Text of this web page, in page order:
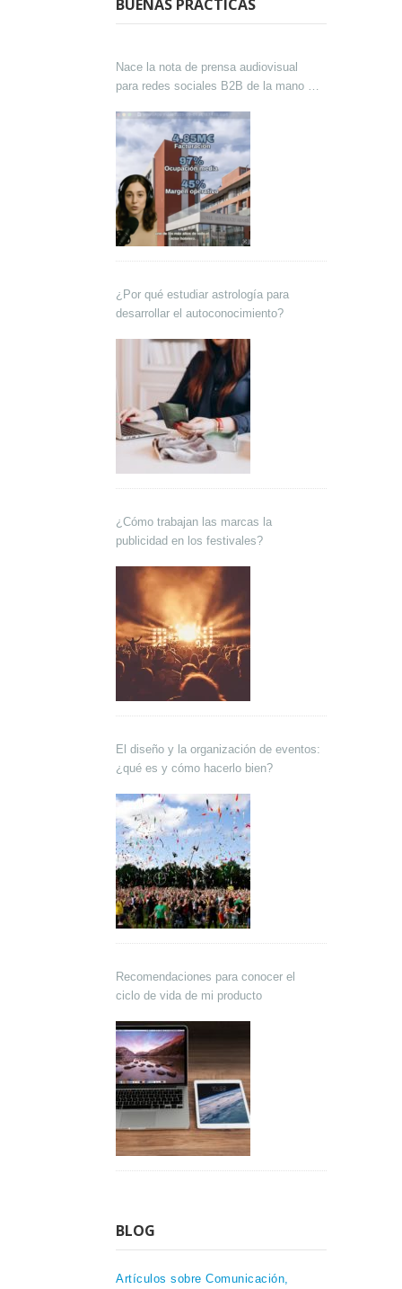
BUENAS PRÁCTICAS
Nace la nota de prensa audiovisual
para redes sociales B2B de la mano de
¿Por qué estudiar astrología para
desarrollar el autoconocimiento?
¿Cómo trabajan las marcas la
publicidad en los festivales?
El diseño y la organización de eventos:
¿qué es y cómo hacerlo bien?
Recomendaciones para conocer el
ciclo de vida de mi producto
BLOG
Artículos sobre Comunicación,